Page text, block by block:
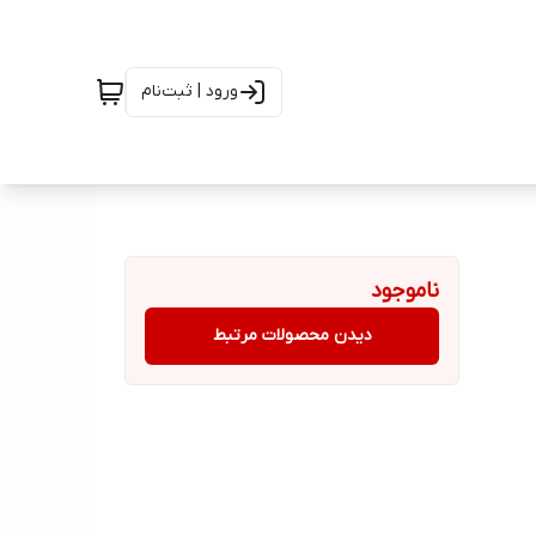
ورود | ثبت‌نام
ناموجود
دیدن محصولات مرتبط